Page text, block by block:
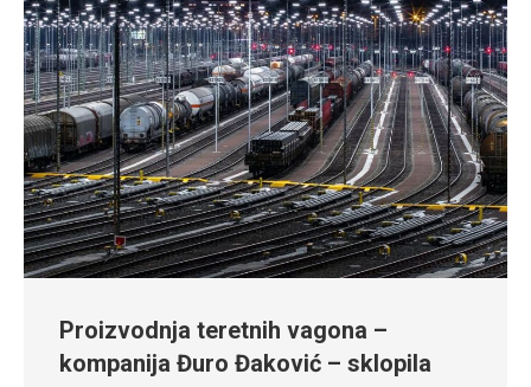
Proizvodnja teretnih vagona –
kompanija Đuro Đaković – sklopila